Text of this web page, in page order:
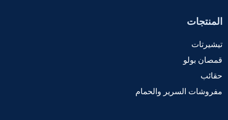
المنتجات
تيشيرتات
قمصان بولو
حقائب
مفروشات السرير والحمام